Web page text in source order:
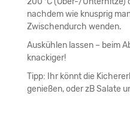
nachdem wie knusprig
Zwischendurch wenden.
Auskühlen lassen – beim
knackiger!
Tipp: Ihr könnt die
genießen, oder zB Salate